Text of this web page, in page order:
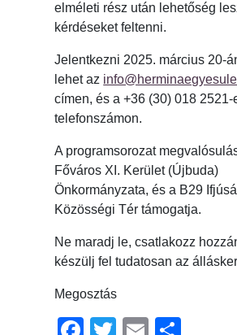
elméleti rész után lehetőség
kérdéseket feltenni.
Jelentkezni 2025. március 20-
lehet az
címen, és a +36 (30) 018 2521-
telefonszámon.
A programsorozat
Főváros XI. Kerület (Újbuda)
Önkormányzata, és a B29
Közösségi Tér támogatja.
Ne maradj le, csatlakozz
készülj fel tudatosan az
Megosztás